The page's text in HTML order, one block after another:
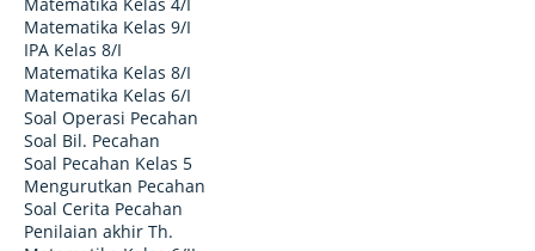
Matematika Kelas 9/I
IPA Kelas 8/I
Matematika Kelas 8/I
Matematika Kelas 6/I
Soal Operasi Pecahan
Soal Bil. Pecahan
Soal Pecahan Kelas 5
Mengurutkan Pecahan
Soal Cerita Pecahan
Penilaian akhir Th.